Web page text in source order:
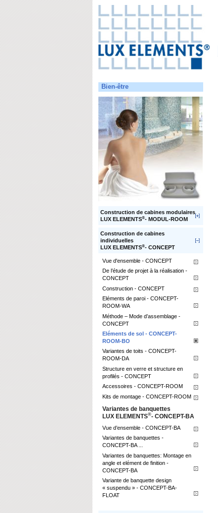
Bien-être
Construction de cabines modulaires
LUX ELEMENTS®- MODUL-ROOM
Construction de cabines
individuelles
LUX ELEMENTS®- CONCEPT
Vue d'ensemble - CONCEPT
De l’étude de projet à la réalisation -
CONCEPT
Construction - CONCEPT
Eléments de paroi - CONCEPT-
ROOM-WA
Méthode – Mode d’assemblage -
CONCEPT
Eléments de sol - CONCEPT-
ROOM-BO
Variantes de toits - CONCEPT-
ROOM-DA
Structure en verre et structure en
profilés - CONCEPT
Accessoires - CONCEPT-ROOM
Kits de montage - CONCEPT-ROOM
Variantes de banquettes
LUX ELEMENTS®- CONCEPT-BA
Vue d’ensemble - CONCEPT-BA
Variantes de banquettes -
CONCEPT-BA ...
Variantes de banquettes: Montage en
angle et elément de finition -
CONCEPT-BA
Variante de banquette design
« suspendu » - CONCEPT-BA-
FLOAT